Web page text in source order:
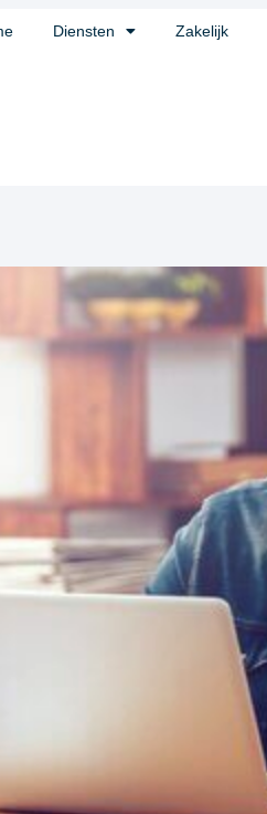
Diensten Zakelijk